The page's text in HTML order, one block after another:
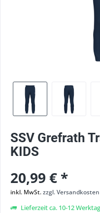
SSV Grefrath
KIDS
20,99 € *
inkl. MwSt.zzgl. Versandkosten
Lieferzeit ca. 10-12